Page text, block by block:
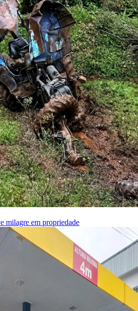
milagre em propriedade